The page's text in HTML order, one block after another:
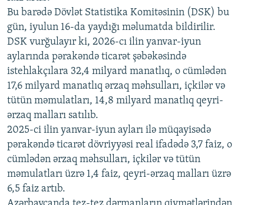
720p 1080p
720p
1080p
Bu barədə Dövlət Statistika Komitəsinin (DSK) bu
gün, iyulun 16-da yaydığı məlumatda bildirilir.
DSK vurğulayır ki, 2026-cı ilin yanvar-iyun
aylarında pərakəndə ticarət şəbəkəsində
istehlakçılara 32,4 milyard manatlıq, o cümlədən
17,6 milyard manatlıq ərzaq məhsulları, içkilər və
tütün məmulatları, 14,8 milyard manatlıq qeyri-
ərzaq malları satılıb.
2025-ci ilin yanvar-iyun ayları ilə müqayisədə
pərakəndə ticarət dövriyyəsi real ifadədə 3,7 faiz, o
cümlədən ərzaq məhsulları, içkilər və tütün
məmulatları üzrə 1,4 faiz, qeyri-ərzaq malları üzrə
6,5 faiz artıb.